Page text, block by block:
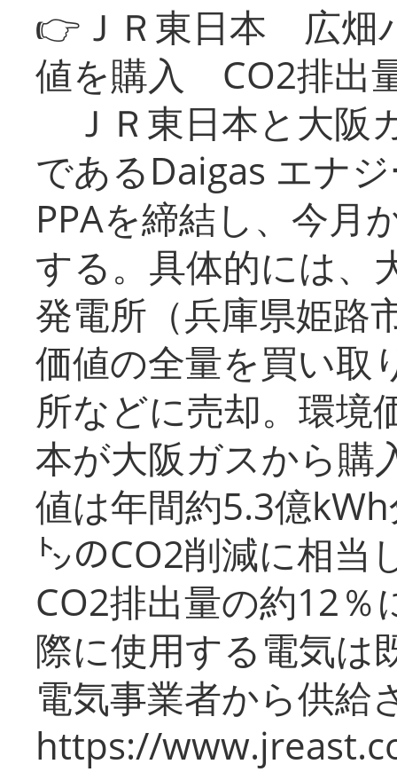
👉ＪＲ東日本 広畑
値を購入 CO2排出
ＪＲ東日本と大阪
であるDaigas エナ
PPAを締結し、今月
する。具体的には、
発電所（兵庫県姫路
価値の全量を買い取
所などに売却。環境
本が大阪ガスから購
値は年間約5.3億
㌧のCO2削減に相当
CO2排出量の約12％
際に使用する電気は
電気事業者から供給
https://